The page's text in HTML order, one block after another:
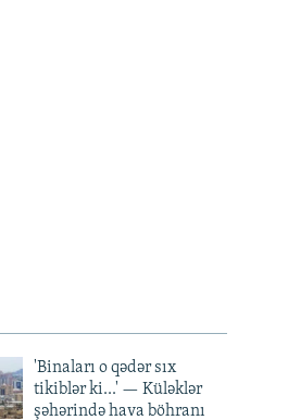
'Binaları o qədər sıx
tikiblər ki...' — Küləklər
şəhərində hava böhranı